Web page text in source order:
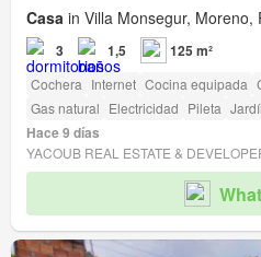
Casa in Villa Monsegur, Moreno,
3 1,5 125 m²
Cochera Internet Cocina equipada
Gas natural Electricidad Pileta
Hace 9 días
YACOUB REAL ESTATE &